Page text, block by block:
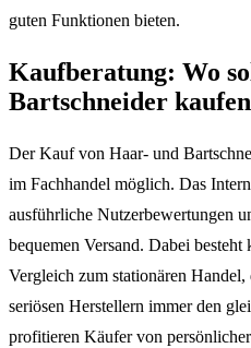
guten Funktionen bieten.
Kaufberatung: Wo
Bartschneider
Der Kauf von Haar- und
im Fachhandel möglich. Das
ausführliche Nutzerbewertungen
bequemen Versand. Dabei
Vergleich zum stationären
seriösen Herstellern immer den
profitieren Käufer von